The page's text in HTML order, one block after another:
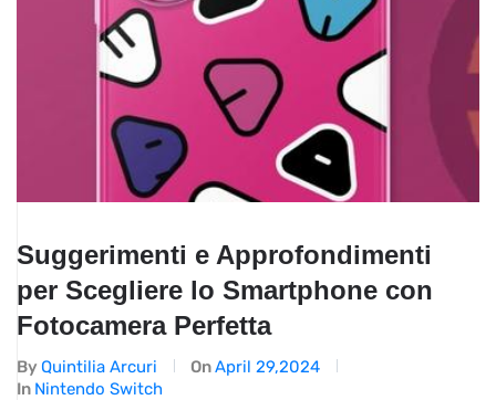
Suggerimenti e Approfondimenti
per Scegliere lo Smartphone con
Fotocamera Perfetta
By Quintilia Arcuri OnApril 29,2024
In Nintendo Switch